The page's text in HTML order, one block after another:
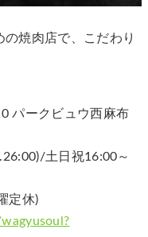
焼肉店で、こだわり
パークビュウ西麻布
土日祝16:00～
定休)